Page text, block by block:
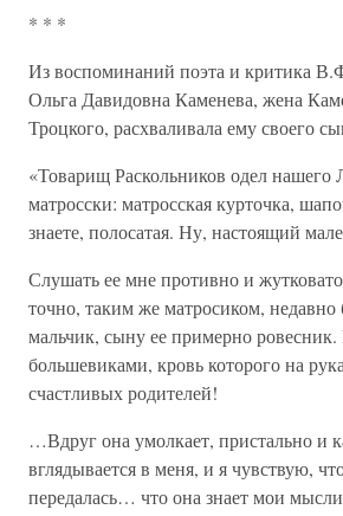
* * *
Из воспоминаний поэта и критика
Ольга Давидовна Каменева, жена
Троцкого, расхваливала ему своего
«Товарищ Раскольников одел
матросски: матросская курточка,
знаете, полосатая. Ну, настоящий
Слушать ее мне противно и
точно, таким же матросиком, недавно
мальчик, сыну ее примерно
большевиками, кровь которого на
счастливых родителей!
…Вдруг она умолкает, пристально и
вглядывается в меня, и я чувствую,
передалась… что она знает мои